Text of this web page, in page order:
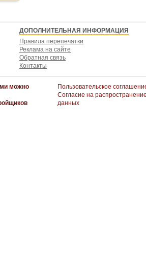
ДОПОЛНИТЕЛЬНАЯ ИНФОРМАЦИЯ
Правила перепечатки
Реклама на сайте
Обратная связь
Контакты
можно
Пользовательское
Согласие на
данных